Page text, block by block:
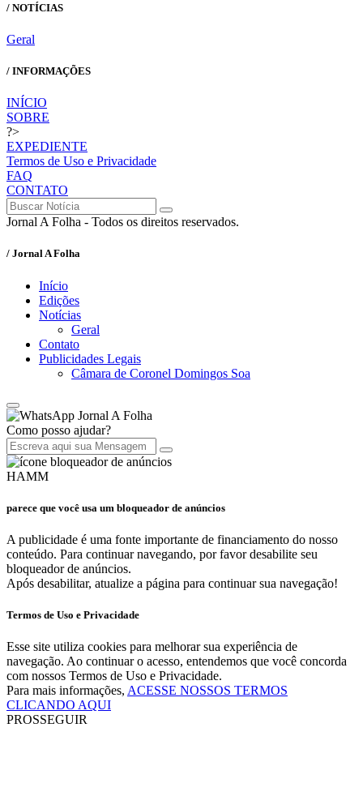
/ NOTÍCIAS
Geral
/ INFORMAÇÕES
INÍCIO
SOBRE
?>
EXPEDIENTE
Termos de Uso e Privacidade
FAQ
CONTATO
Jornal A Folha - Todos os direitos reservados.
/ Jornal A Folha
Início
Edições
Notícias
Geral
Contato
Publicidades Legais
Câmara de Coronel Domingos Soa
Jornal A Folha
Como posso ajudar?
HAMM
parece que você usa um bloqueador de anúncios
A publicidade é uma fonte importante de financiamento do nosso
conteúdo. Para continuar navegando, por favor desabilite seu
bloqueador de anúncios.
Após desabilitar, atualize a página para continuar sua navegação!
Termos de Uso e Privacidade
Esse site utiliza cookies para melhorar sua experiência de
navegação. Ao continuar o acesso, entendemos que você concorda
com nossos Termos de Uso e Privacidade.
Para mais informações, ACESSE NOSSOS TERMOS
CLICANDO AQUI
PROSSEGUIR